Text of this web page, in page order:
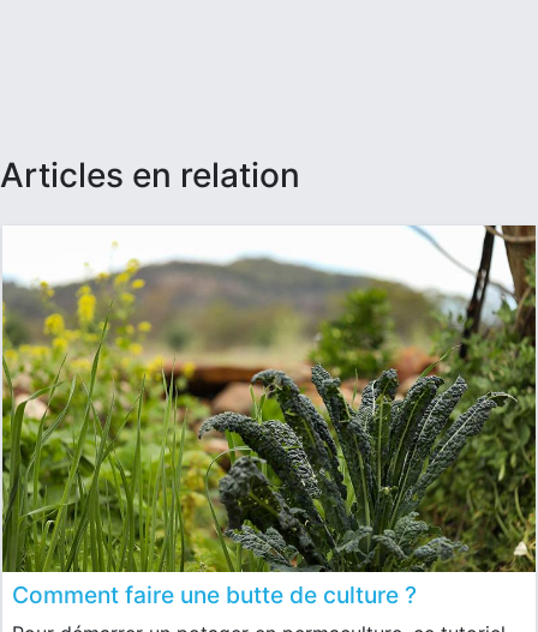
articles en relation
Comment faire une butte de culture ?